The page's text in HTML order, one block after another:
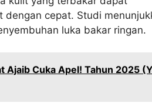
cepat. Studi
luka bakar ringan.
Ajaib Cuka Apel! Tahun 2025